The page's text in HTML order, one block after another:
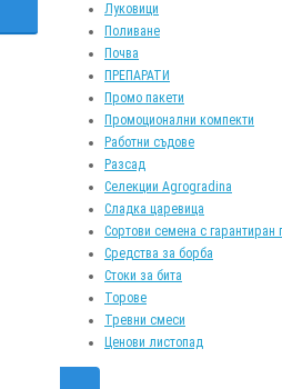
Луковици
Поливане
Почва
ПРЕПАРАТИ
Промо пакети
Промоционални компекти
Работни съдове
Разсад
Селекции Agrogradina
Сладка царевица
Сортови семена с гарантиран
Средства за борба
Стоки за бита
Торове
Тревни смеси
Ценови листопад